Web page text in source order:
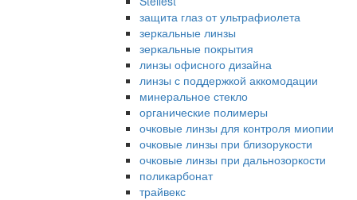
защита глаз от ультрафиолета
зеркальные линзы
зеркальные покрытия
линзы офисного дизайна
линзы с поддержкой аккомодации
минеральное стекло
органические полимеры
очковые линзы для контроля миопии
очковые линзы при близорукости
очковые линзы при дальнозоркости
поликарбонат
трайвекс